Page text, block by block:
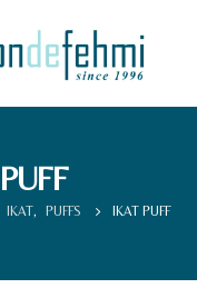
IKAT, PUFFS IKAT PUFF